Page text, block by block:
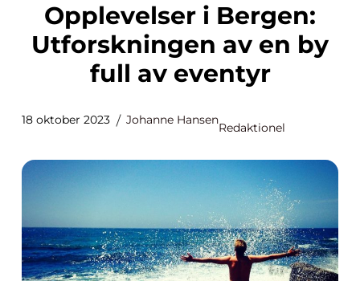
Opplevelser i Bergen:
Utforskningen av en by
full av eventyr
18 oktober 2023 Johanne Hansen
Redaktionel